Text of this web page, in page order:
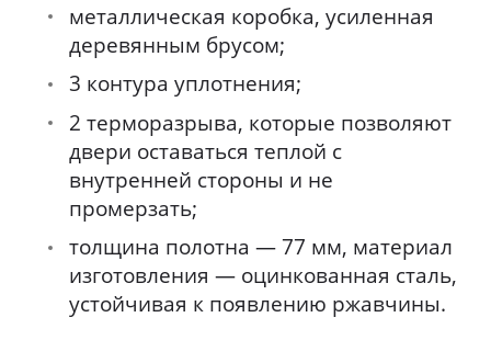
металлическая коробка, усиленная
деревянным брусом;
3 контура уплотнения;
2 терморазрыва, которые позволяют
двери оставаться теплой с
внутренней стороны и не
промерзать;
толщина полотна — 77 мм, материал
изготовления — оцинкованная сталь,
устойчивая к появлению ржавчины.